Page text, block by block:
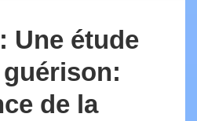
Une étude
de la